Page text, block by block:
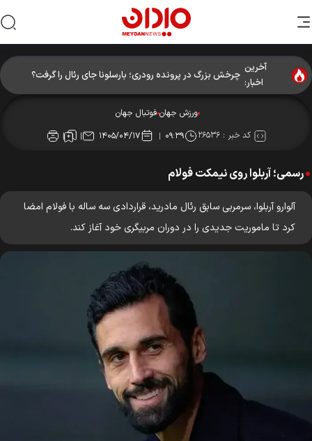
آخرین
اخبار:
چرخش بزرگ در پرونده رودری؛ بارسلونا جای رئال را گرفت؟
ورزش جهان فوتبال جهان
کد خبر : ۲۶۵۳۶ ۰۹:۳۹ ۱۴۰۵/۰۴/۱۷
رسمی؛ آربلوا روی نیمکت فولام
آلوارو آربلوا، سرمربی سابق رئال مادرید، قراردادی سه ساله با فولام امضا
کرد تا ماموریت جدیدی را در دوران مربیگری خود آغاز کند.